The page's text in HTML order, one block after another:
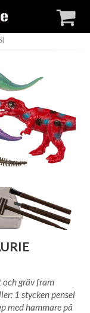
och gräv fram
1 stycken pensel
med hammare på